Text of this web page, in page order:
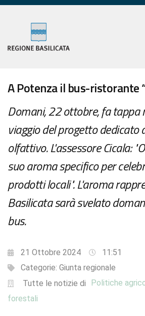
A Potenza il bus-ristorante
Domani, 22 ottobre, fa tappa
viaggio del progetto dedicato
olfattivo. L'assessore Cicala:
suo aroma specifico per
prodotti locali". L'aroma
Basilicata sarà svelato
bus.
21 Ottobre 2024
11:51
Categorie: Giunta regionale
Tutte le notizie di
Politiche
forestali